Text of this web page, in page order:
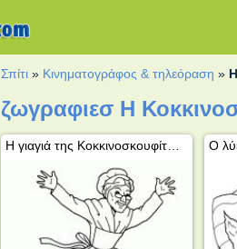
Σπίτι » Κινηματογράφος & τηλεόραση »
ζωγραφιεσ H
Ο